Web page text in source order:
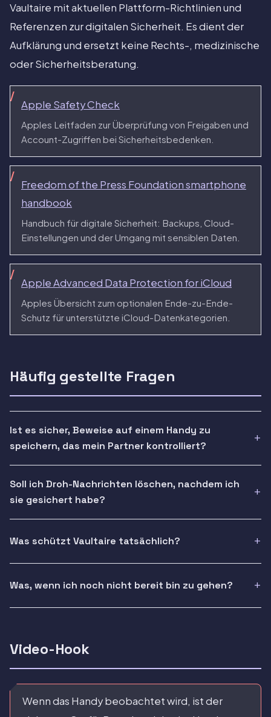
Vaultaire mit aktuellen Plattform-Richtlinien und
Referenzen zur digitalen Sicherheit. Es dient der
Aufklärung und ersetzt keine Rechts-, medizinische
oder Sicherheitsberatung.
Apple Safety Check
Apples Leitfaden zur Überprüfung von Freigaben und
Account-Zugriffen bei Sicherheitsbedenken.
Freedom of the Press Foundation smartphone
handbook
Handbuch für digitale Sicherheit: Backups, Cloud-
Einstellungen und der Umgang mit sensiblen Daten.
Apple Advanced Data Protection for iCloud
Apples Übersicht zum optionalen Ende-zu-Ende-
Schutz für unterstützte iCloud-Datenkategorien.
Häufig gestellte Fragen
Ist es sicher, Beweise auf einem Handy zu
speichern, das mein Partner kontrolliert?
Soll ich Droh-Nachrichten löschen, nachdem ich
sie gesichert habe?
Was schützt Vaultaire tatsächlich?
Was, wenn ich noch nicht bereit bin zu gehen?
Video-Hook
Wenn das Handy beobachtet wird, ist der